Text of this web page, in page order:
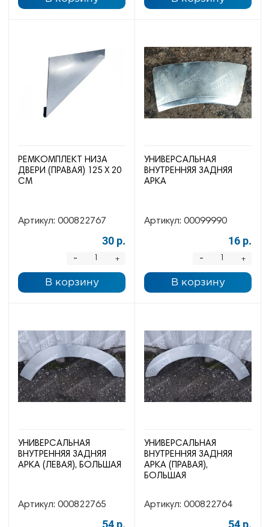
РЕМКОМПЛЕКТ НИЗА
ДВЕРИ (ПРАВАЯ) 125 Х 20
СМ
Артикул: 000822767
30 р.
+
-
В корзину
УНИВЕРСАЛЬНАЯ
ВНУТРЕННЯЯ ЗАДНЯЯ
АРКА
Артикул: 00099990
16 р.
+
-
В корзину
УНИВЕРСАЛЬНАЯ
ВНУТРЕННЯЯ ЗАДНЯЯ
АРКА (ЛЕВАЯ), БОЛЬШАЯ
Артикул: 000822765
54 р.
УНИВЕРСАЛЬНАЯ
ВНУТРЕННЯЯ ЗАДНЯЯ
АРКА (ПРАВАЯ),
БОЛЬШАЯ
Артикул: 000822764
54 р.